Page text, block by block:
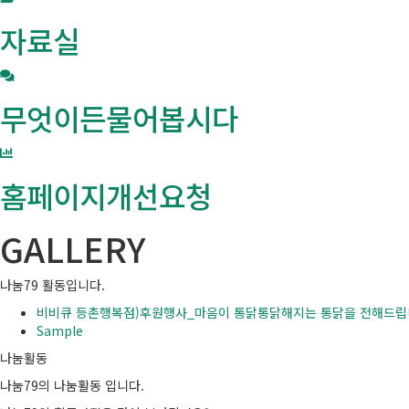
자료실
무엇이든물어봅시다
홈페이지개선요청
GALLERY
나눔79 활동입니다.
비비큐 등촌행복점)후원행사_마음이 통닭통닭해지는 통닭을 전해드
Sample
나눔활동
나눔79의 나눔활동 입니다.